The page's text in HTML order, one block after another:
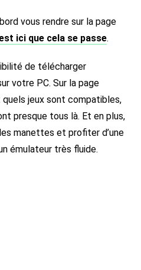
vous rendre sur la page
ici que cela se passe.
de télécharger
votre PC. Sur la page
quels jeux sont compatibles,
presque tous là. Et en plus,
manettes et profiter d’une
émulateur très fluide.